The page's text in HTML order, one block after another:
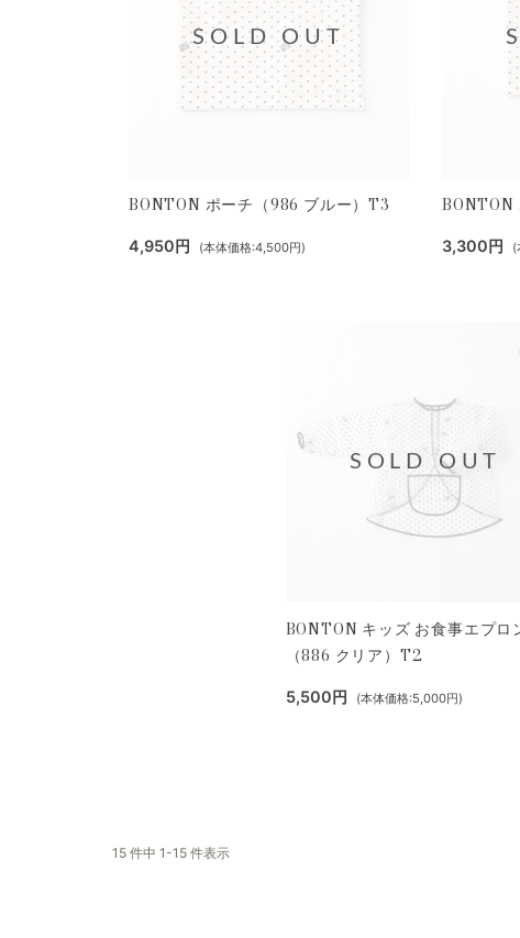
BONTON ポーチ（986 ブルー）T3
4,950円 (本体価格:4,500円)
SOLD OUT
BONTON
3,300円 (
BONTON キッズ お食事エプロ
（886 クリア）T2
5,500円 (本体価格:5,000円)
SOLD OUT
15 件中 1-15 件表示